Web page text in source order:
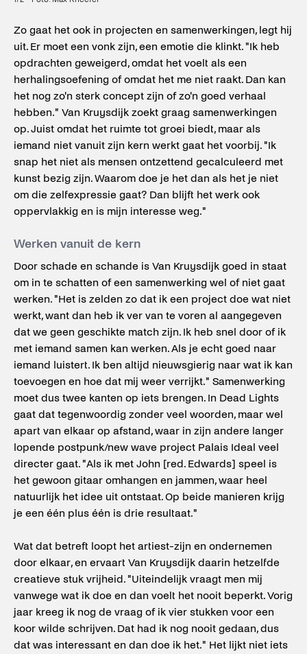
Zo gaat het ook in projecten en samenwerkingen, legt hij
uit. Er moet een vonk zijn, een emotie die klinkt. "Ik heb
opdrachten geweigerd, omdat het voelt als een
herhalingsoefening of omdat het me niet raakt. Dan kan
het nog zo'n sterk concept zijn of zo'n goed verhaal
hebben." Van Kruysdijk zoekt graag samenwerkingen
op. Juist omdat het ruimte tot groei biedt, maar als
iemand niet vanuit zijn kern werkt gaat het voorbij. "Ik
snap het niet als mensen ontzettend gecalculeerd met
kunst bezig zijn. Waarom doe je het dan als het je niet
om die zelfexpressie gaat? Dan blijft het werk ook
oppervlakkig en is mijn interesse weg."
Werken vanuit de kern
Door schade en schande is Van Kruysdijk goed in staat
om in te schatten of een samenwerking wel of niet gaat
werken. "Het is zelden zo dat ik een project doe wat niet
werkt, want dan heb ik ver van te voren al aangegeven
dat we geen geschikte match zijn. Ik heb snel door of ik
met iemand samen kan werken. Als je echt goed naar
iemand luistert. Ik ben altijd nieuwsgierig naar wat ik kan
toevoegen en hoe dat mij weer verrijkt." Samenwerking
moet dus twee kanten op iets brengen. In Dead Lights
gaat dat tegenwoordig zonder veel woorden, maar wel
apart van elkaar op afstand, waar in zijn andere langer
lopende postpunk/new wave project Palais Ideal veel
directer gaat. "Als ik met John [red. Edwards] speel is
het gewoon gitaar omhangen en jammen, waar heel
natuurlijk het idee uit ontstaat. Op beide manieren krijg
je een één plus één is drie resultaat."
Wat dat betreft loopt het artiest-zijn en ondernemen
door elkaar, en ervaart Van Kruysdijk daarin hetzelfde
creatieve stuk vrijheid. "Uiteindelijk vraagt men mij
vanwege wat ik doe en dan voelt het nooit beperkt. Vorig
jaar kreeg ik nog de vraag of ik vier stukken voor een
koor wilde schrijven. Dat had ik nog nooit gedaan, dus
dat was interessant en dan doe ik het." Het lijkt niet iets